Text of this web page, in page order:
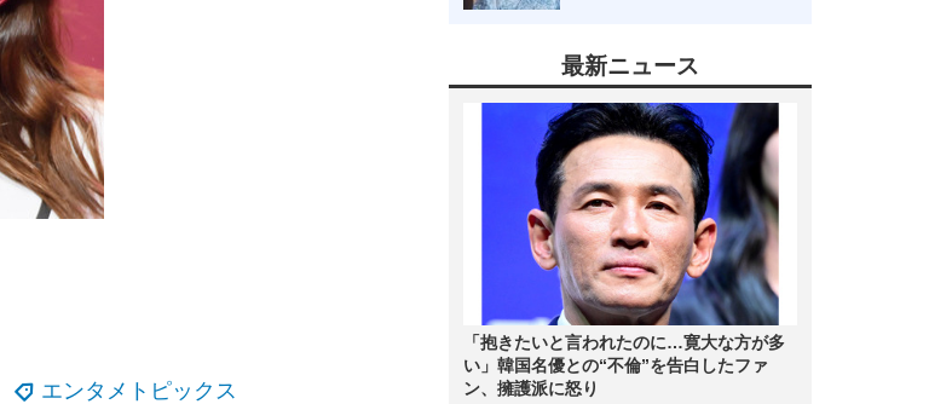
エンタメトピックス
最新ニュース
「抱きたいと言われたのに…寛大な方が多
い」韓国名優との“不倫”を告白したファ
ン、擁護派に怒り